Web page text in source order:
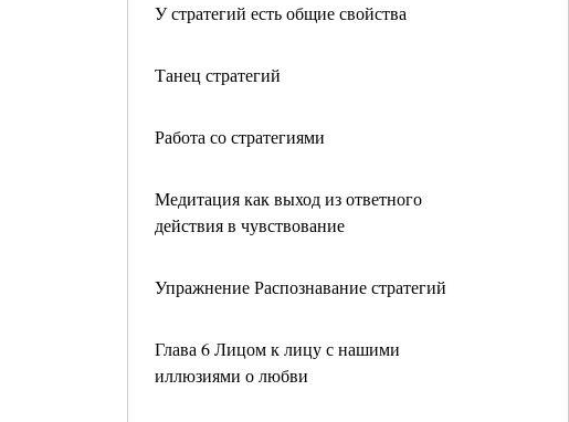
У стратегий есть общие свойства
Танец стратегий
Работа со стратегиями
Медитация как выход из ответного
действия в чувствование
Упражнение Распознавание стратегий
Глава 6 Лицом к лицу с нашими
иллюзиями о любви